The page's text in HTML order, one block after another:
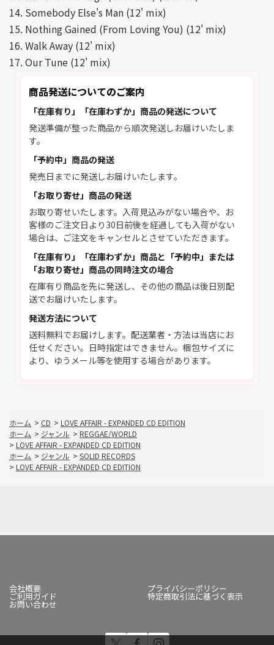
14. Somebody Else's Man (12' mix)
15. Nothing Gained (From Loving You) (12' mix)
16. Walk Away (12' mix)
17. Our Tune (12' mix)
商品発送についてのご案内
「在庫有り」「在庫わずか」商品の発送について
発送準備が整った商品から順次発送しお届けいたしま
す。
「予約中」商品の発送
発売日までに発送しお届けいたします。
「お取り寄せ」商品の発送
お取り寄せいたします。入荷見込みがない場合や、お
客様のご注文日より30日前後を経過しても入荷がない
場合は、ご注文をキャンセルとさせていただきます。
「在庫有り」「在庫わずか」商品と「予約中」または
「お取り寄せ」商品の同時注文の場合
在庫有り商品を先に発送し、その他の商品は後日別配
送でお届けいたします。
発送方法について
送料無料でお届けします。配送業者・方法は当店にお
任せください。日時指定はできません。梱包サイズに
より、ゆうメール等を使用する場合があります。
ホーム > CD > LOVE AFFAIR - EXPANDED CD EDITION
ホーム > ジャンル > REGGAE/WORLD
> LOVE AFFAIR - EXPANDED CD EDITION
ホーム > ジャンル > SOLID RECORDS
> LOVE AFFAIR - EXPANDED CD EDITION
会社概要 プライバシーポリシー
ご利用ガイド 特定商取引法に基づく表示
お問い合わせ